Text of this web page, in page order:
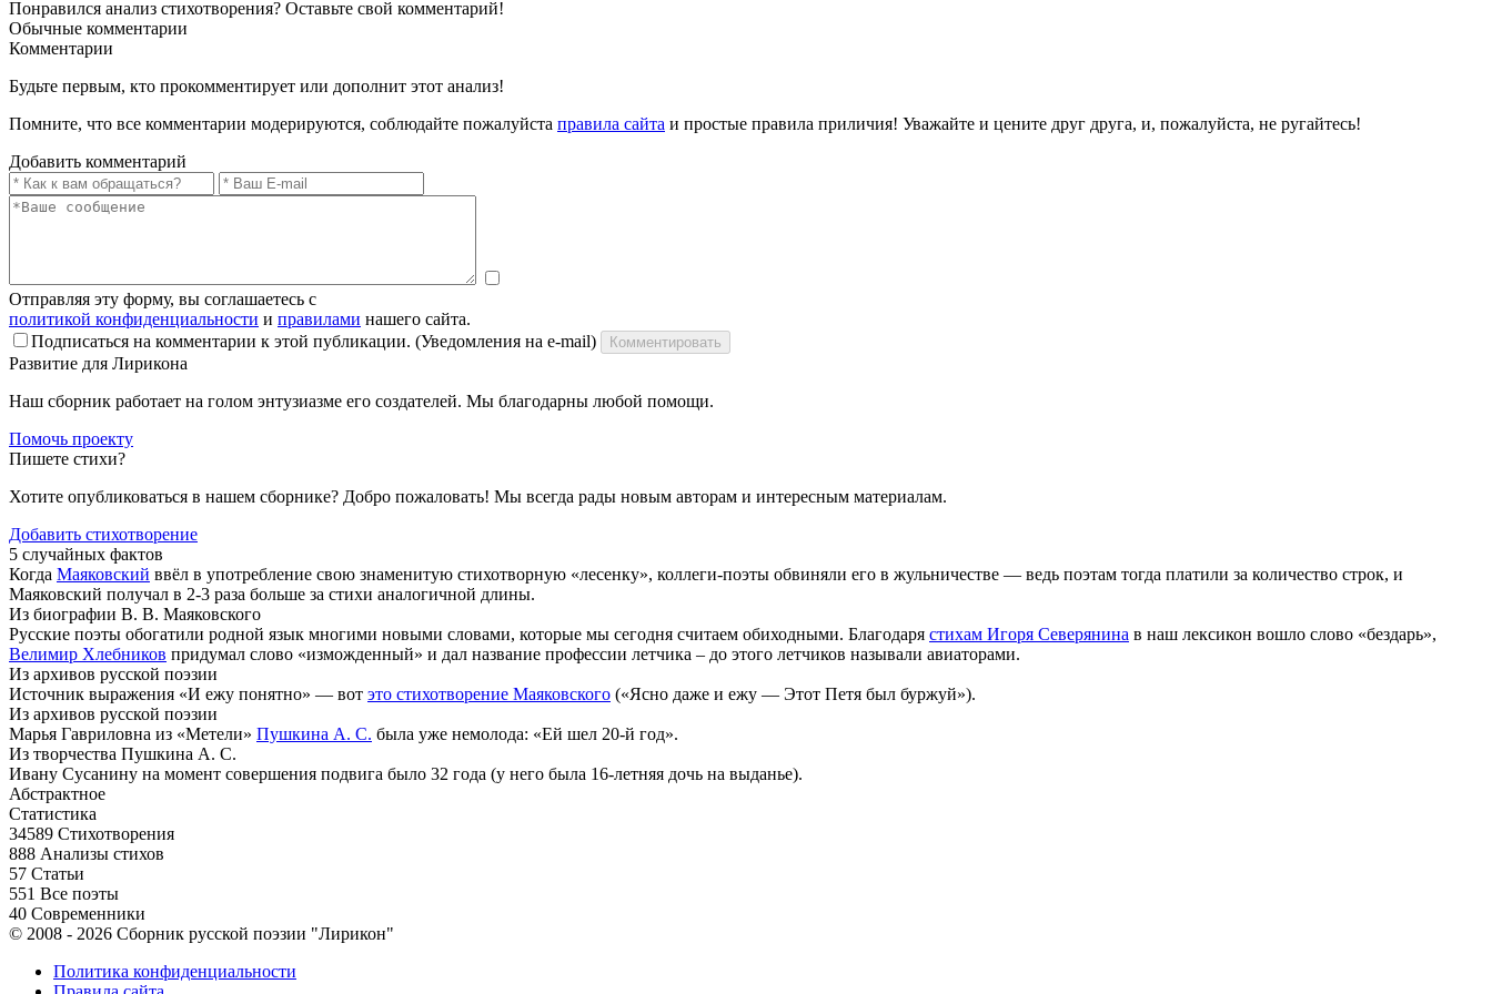
Понравился анализ стихотворения? Оставьте свой комментарий!
Обычные комментарии
Комментарии
Будьте первым, кто прокомментирует или дополнит этот анализ!
Помните, что все комментарии модерируются, соблюдайте пожалуйста правила сайта и простые правила приличия! Уважайте и цените друг друга, и, пожалуйста, не ругайтесь!
Добавить комментарий
Отправляя эту форму, вы соглашаетесь с
политикой конфиденциальности и правилами нашего сайта.
Подписаться на комментарии к этой публикации. (Уведомления на e-mail)
Комментировать
Развитие для Лирикона
Наш сборник работает на голом энтузиазме его создателей. Мы благодарны любой помощи.
Помочь проекту
Пишете стихи?
Хотите опубликоваться в нашем сборнике? Добро пожаловать! Мы всегда рады новым авторам и интересным материалам.
Добавить стихотворение
5 случайных фактов
Когда Маяковский ввёл в употребление свою знаменитую стихотворную «лесенку», коллеги-поэты обвиняли его в жульничестве — ведь поэтам тогда платили за количество строк, и
Маяковский получал в 2-3 раза больше за стихи аналогичной длины.
Из биографии В. В. Маяковского
Русские поэты обогатили родной язык многими новыми словами, которые мы сегодня считаем обиходными. Благодаря стихам Игоря Северянина в наш лексикон вошло слово «бездарь»,
Велимир Хлебников придумал слово «изможденный» и дал название профессии летчика – до этого летчиков называли авиаторами.
Из архивов русской поэзии
Источник выражения «И ежу понятно» — вот это стихотворение Маяковского («Ясно даже и ежу — Этот Петя был буржуй»).
Из архивов русской поэзии
Марья Гавриловна из «Метели» Пушкина А. С. была уже немолода: «Ей шел 20-й год».
Из творчества Пушкина А. С.
Ивану Сусанину на момент совершения подвига было 32 года (у него была 16-летняя дочь на выданье).
Абстрактное
Статистика
34589 Стихотворения
888 Анализы стихов
57 Статьи
551 Все поэты
40 Современники
© 2008 - 2026 Сборник русской поэзии "Лирикон"
Политика конфиденциальности